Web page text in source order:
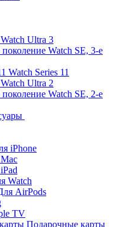
Watch Ultra 3
Watch SE, 3-е
Watch Series 11
Watch Ultra 2
Watch SE, 2-е
iPhone
Watch
AirPods
TV
Подарочные карты